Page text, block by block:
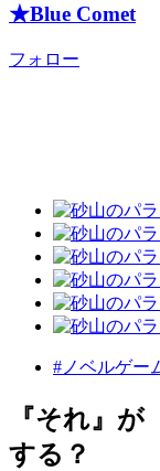
★Blue Comet
フォロー
#ノベルゲー
『それ』
する？